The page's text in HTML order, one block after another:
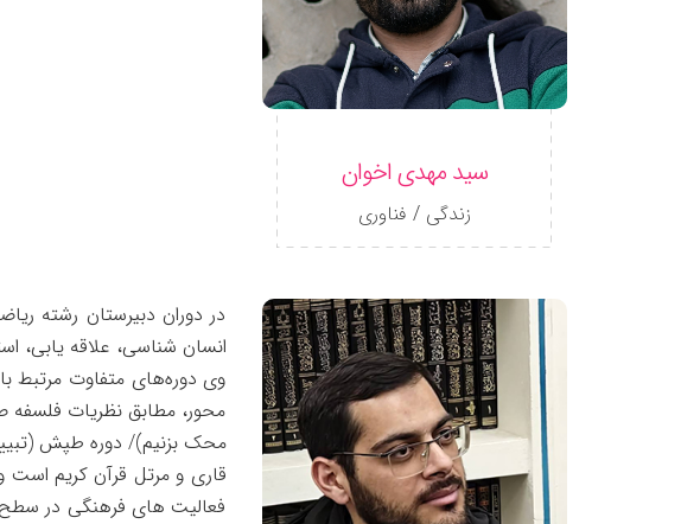
سید مهدی اخوان
زندگی / فناوری
در دوران دبیرستان رشته
انسان شناسی، علاقه یابی،
وی دوره‌های متفاوت مرتبط
محور، مطابق نظریات فلسفه
محک بزنیم)/ دوره طپش
فعالیت های فرهنگی در سطح